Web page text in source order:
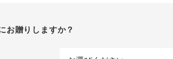
お贈りしますか？